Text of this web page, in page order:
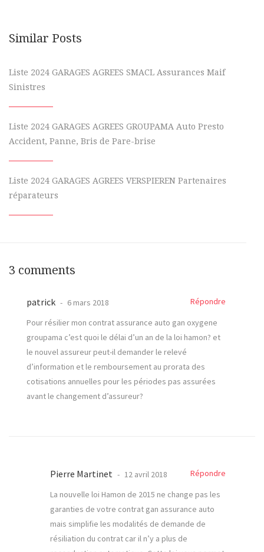
Similar Posts
Liste 2024 GARAGES AGREES SMACL Assurances Maif
Sinistres
Liste 2024 GARAGES AGREES GROUPAMA Auto Presto
Accident, Panne, Bris de Pare-brise
Liste 2024 GARAGES AGREES VERSPIEREN Partenaires
réparateurs
3 comments
patrick 6 mars 2018
Répondre
Pour résilier mon contrat assurance auto gan oxygene
groupama c’est quoi le délai d’un an de la loi hamon? et
le nouvel assureur peut-il demander le relevé
d’information et le remboursement au prorata des
cotisations annuelles pour les périodes pas assurées
avant le changement d’assureur?
Pierre Martinet 12 avril 2018
Répondre
La nouvelle loi Hamon de 2015 ne change pas les
garanties de votre contrat gan assurance auto
mais simplifie les modalités de demande de
résiliation du contrat car il n’y a plus de